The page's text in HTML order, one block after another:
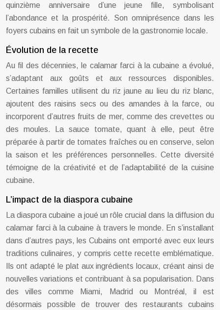
quinzième anniversaire d’une jeune fille, symbolisant
l’abondance et la prospérité. Son omniprésence dans les
foyers cubains en fait un symbole de la gastronomie locale.
Évolution de la recette
Au fil des décennies, le calamar farci à la cubaine a évolué,
s’adaptant aux goûts et aux ressources disponibles.
Certaines familles utilisent du riz jaune au lieu du riz blanc,
ajoutent des raisins secs ou des amandes à la farce, ou
incorporent d’autres fruits de mer, comme des crevettes ou
des moules. La sauce tomate, quant à elle, peut être
préparée à partir de tomates fraîches ou en conserve, selon
la saison et les préférences personnelles. Cette diversité
témoigne de la créativité et de l’adaptabilité de la cuisine
cubaine.
L’impact de la diaspora cubaine
La diaspora cubaine a joué un rôle crucial dans la diffusion du
calamar farci à la cubaine à travers le monde. En s’installant
dans d’autres pays, les Cubains ont emporté avec eux leurs
traditions culinaires, y compris cette recette emblématique.
Ils ont adapté le plat aux ingrédients locaux, créant ainsi de
nouvelles variations et contribuant à sa popularisation. Dans
des villes comme Miami, Madrid ou Montréal, il est
désormais possible de trouver des restaurants cubains